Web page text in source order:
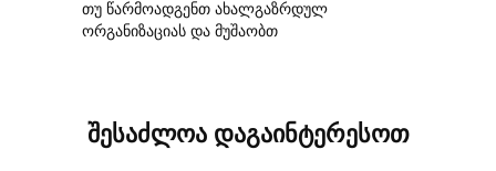
თუ წარმოადგენთ ახალგაზრდულ
ორგანიზაციას და მუშაობთ
შესაძლოა დაგაინტერესოთ